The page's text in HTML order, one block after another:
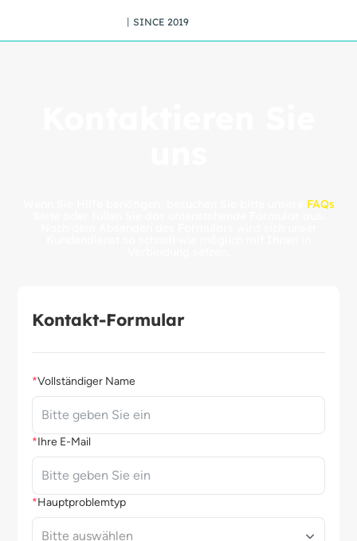
丨SINCE 2019
FAQs
Kontakt-Formular